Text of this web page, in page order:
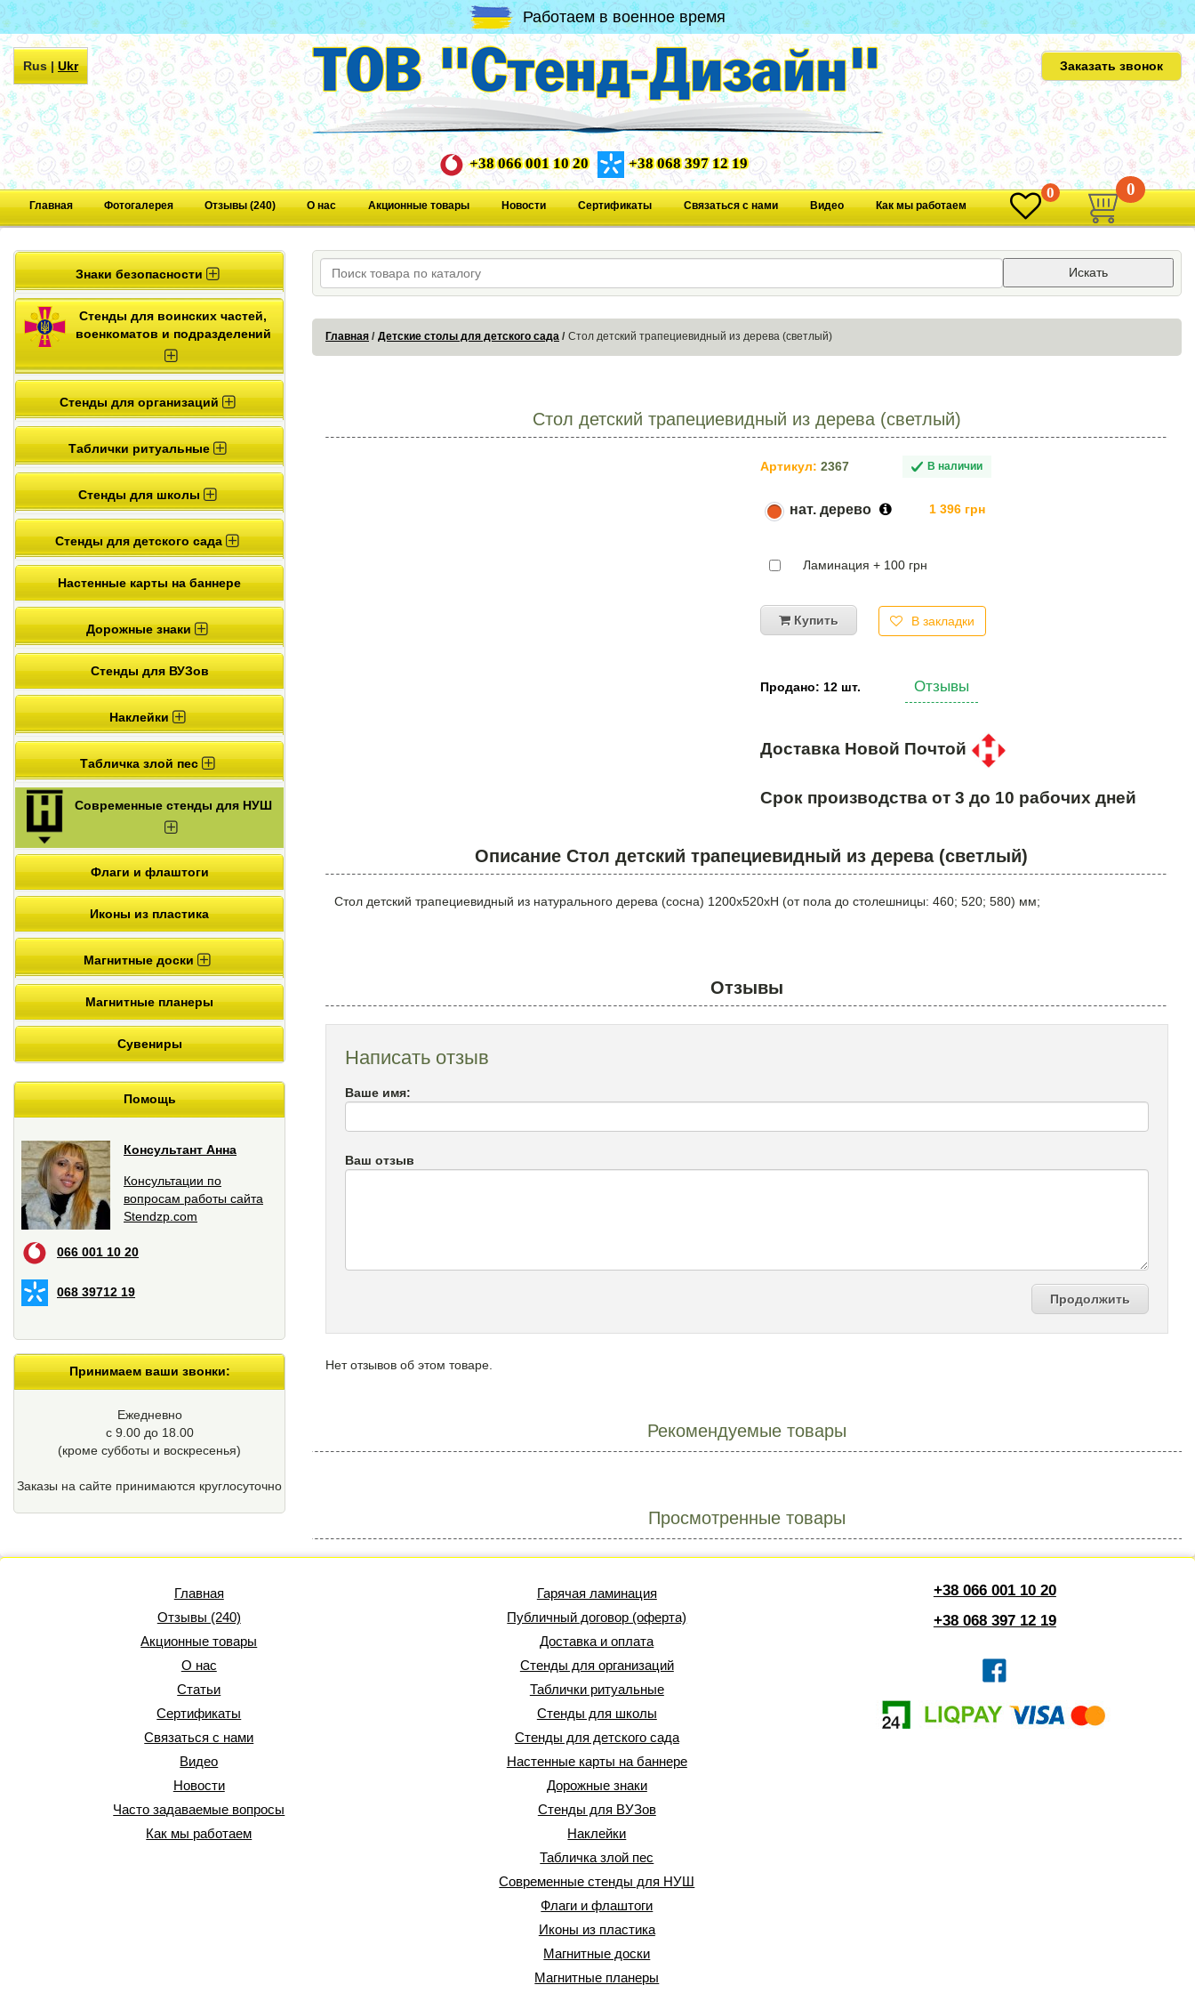
Работаем в военное время
Rus|Ukr Заказать звонок
+38 066 001 10 20 +38 068 397 12 19
Главная Фотогалерея Отзывы (240) О нас Акционные товары Новости Сертификаты Связаться с нами Видео Как мы работаем
0 0
Знаки безопасности
Стенды для воинских частей,
военкоматов и подразделений
Стенды для организаций
Таблички ритуальные
Стенды для школы
Стенды для детского сада
Настенные карты на баннере
Дорожные знаки
Стенды для ВУЗов
Наклейки
Табличка злой пес
Современные стенды для НУШ
Флаги и флаштоги
Иконы из пластика
Магнитные доски
Магнитные планеры
Сувениры
Помощь
Консультант Анна
Консультации по
вопросам работы сайта
Stendzp.com
066 001 10 20
068 39712 19
Принимаем ваши звонки:
Ежедневно
с 9.00 до 18.00
(кроме cубботы и воскресенья)
Заказы на сайте принимаются круглосуточно
Искать
Главная Детские столы для детского сада Стол детский трапециевидный из дерева (светлый)
Стол детский трапециевидный из дерева (светлый)
Артикул: 2367 В наличии
нат. дерево 1 396 грн
Ламинация + 100 грн
Купить В закладки
Продано: 12 шт. Отзывы
Доставка Новой Почтой
Срок производства от 3 до 10 рабочих дней
Описание Стол детский трапециевидный из дерева (светлый)
Стол детский трапециевидный из натурального дерева (сосна) 1200х520хН (от пола до столешницы: 460; 520; 580) мм;
Отзывы
Написать отзыв
Ваше имя:
Ваш отзыв
Продолжить
Нет отзывов об этом товаре.
Рекомендуемые товары
Просмотренные товары
Главная
Отзывы (240)
Акционные товары
О нас
Статьи
Сертификаты
Связаться с нами
Видео
Новости
Часто задаваемые вопросы
Как мы работаем
Гарячая ламинация
Публичный договор (оферта)
Доставка и оплата
Стенды для организаций
Таблички ритуальные
Стенды для школы
Стенды для детского сада
Настенные карты на баннере
Дорожные знаки
Стенды для ВУЗов
Наклейки
Табличка злой пес
Современные стенды для НУШ
Флаги и флаштоги
Иконы из пластика
Магнитные доски
Магнитные планеры
+38 066 001 10 20
+38 068 397 12 19